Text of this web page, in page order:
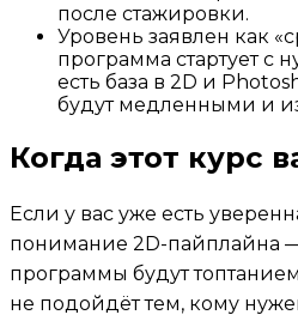
после стажировки.
Уровень заявлен как
программа стартует с
есть база в 2D и
будут медленными и
Когда этот курс
Если у вас уже есть
понимание 2D-пайплайна
программы будут
не подойдёт тем, кому